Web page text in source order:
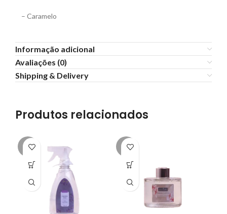
– Caramelo
Informação adicional
Avaliações (0)
Shipping & Delivery
Produtos relacionados
-8% -6%